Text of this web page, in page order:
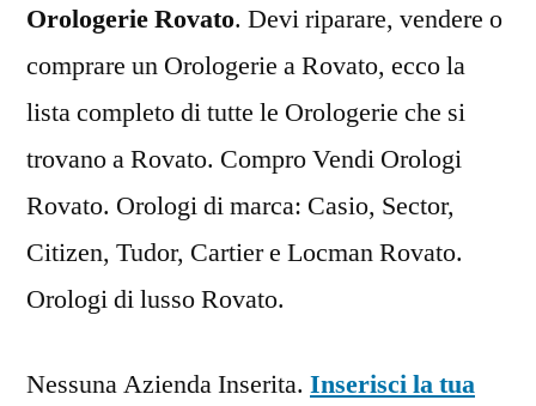
Orologerie Rovato. Devi riparare, vendere o
comprare un Orologerie a Rovato, ecco la
lista completo di tutte le Orologerie che si
trovano a Rovato. Compro Vendi Orologi
Rovato. Orologi di marca: Casio, Sector,
Citizen, Tudor, Cartier e Locman Rovato.
Orologi di lusso Rovato.
Nessuna Azienda Inserita. Inserisci la tua